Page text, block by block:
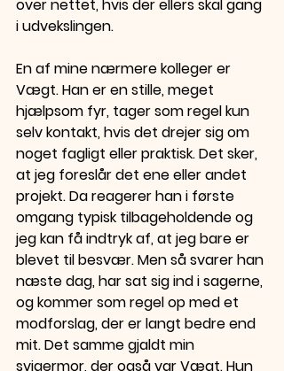
over nettet, hvis der ellers skal gang
i udvekslingen.
En af mine nærmere kolleger er
Vægt. Han er en stille, meget
hjælpsom fyr, tager som regel kun
selv kontakt, hvis det drejer sig om
noget fagligt eller praktisk. Det sker,
at jeg foreslår det ene eller andet
projekt. Da reagerer han i første
omgang typisk tilbageholdende og
jeg kan få indtryk af, at jeg bare er
blevet til besvær. Men så svarer han
næste dag, har sat sig ind i sagerne,
og kommer som regel op med et
modforslag, der er langt bedre end
mit. Det samme gjaldt min
svigermor, der også var Vægt. Hun